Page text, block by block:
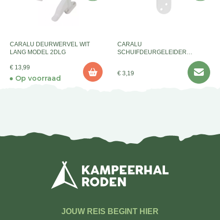
CARALU DEURWERVEL WIT
LANG MODEL 2DLG
€ 13,99
Op voorraad
CARALU
SCHUIFDEURGELEIDER
€ 3,19
JOUW REIS BEGINT HIER